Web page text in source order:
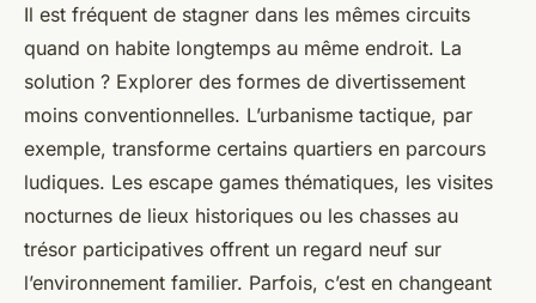
Il est fréquent de stagner dans les mêmes circuits
quand on habite longtemps au même endroit. La
solution ? Explorer des formes de divertissement
moins conventionnelles. L’urbanisme tactique, par
exemple, transforme certains quartiers en parcours
ludiques. Les escape games thématiques, les visites
nocturnes de lieux historiques ou les chasses au
trésor participatives offrent un regard neuf sur
l’environnement familier. Parfois, c’est en changeant